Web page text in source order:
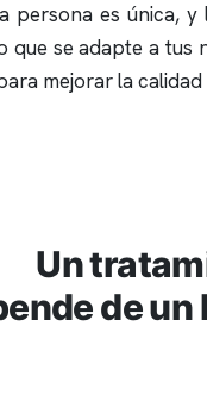
persona es única,
se adapte a tus
mejorar la
Un
de